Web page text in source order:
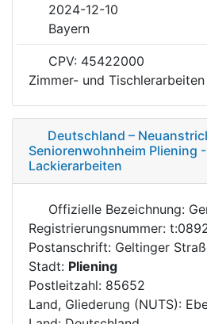
2024-12-10
Bayern
CPV: 45422000
Zimmer- und Tischlerarbeiten
Deutschland –
Seniorenwohnheim Pliening
Lackierarbeiten
Offizielle Bezeichnung:
Registrierungsnummer:
Postanschrift: Geltinger
Stadt: Pliening
Postleitzahl: 85652
Land, Gliederung (NUTS):